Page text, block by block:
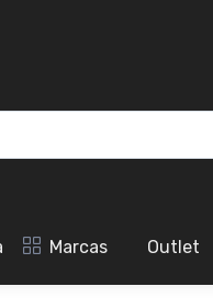
Marcas Outlet